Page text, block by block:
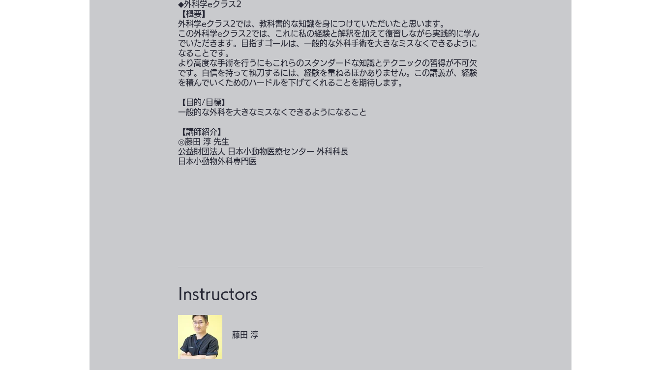
◆外科学eクラス2
【概要】
外科学eクラス2では、教科書的な知識を身につけていただいたと思います。
この外科学eクラス2では、これに私の経験と解釈を加えて復習しながら実践的に学ん
でいただきます。目指すゴールは、一般的な外科手術を大きなミスなくできるように
なることです。
より高度な手術を行うにもこれらのスタンダードな知識とテクニックの習得が不可欠
です。自信を持って執刀するには、経験を重ねるほかありません。この講義が、経験
を積んでいくためのハードルを下げてくれることを期待します。
【目的/目標】
一般的な外科を大きなミスなくできるようになること
【講師紹介】
◎藤田 淳 先生
公益財団法人 日本小動物医療センター 外科科長
日本小動物外科専門医
Instructors
藤田 淳